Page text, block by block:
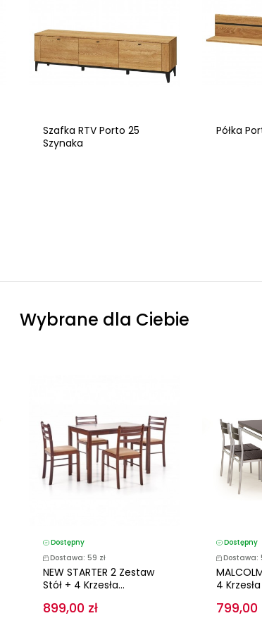
Szafka RTV Porto 25
Szynaka
Półka
Wybrane dla Ciebie
Dostępny
Dostawa: 59 zł
NEW STARTER 2 Zestaw
Stół + 4 Krzesła...
899,00 zł
Dostępny
Dostawa:
4
799,00